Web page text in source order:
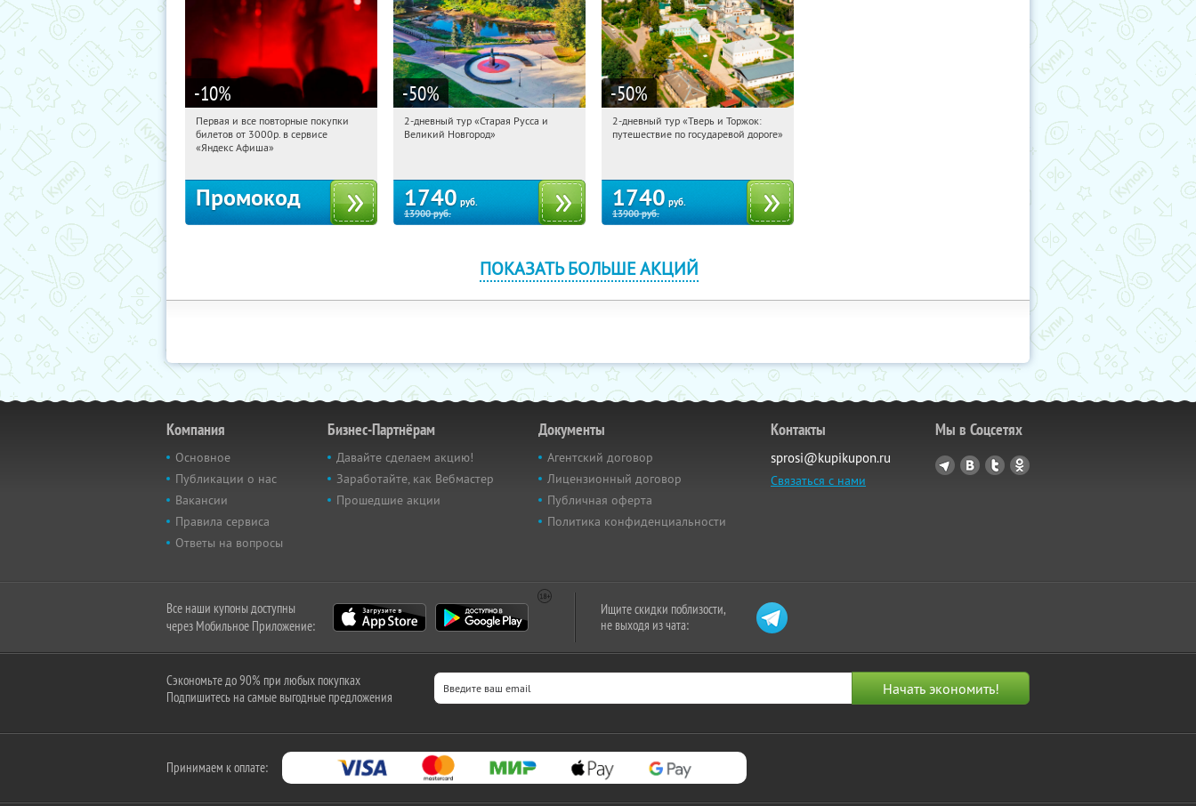
-10%
05:54:34 Получили:
Россия
Первая и все повторные покупки
билетов от 3000р. в сервисе
«Яндекс Афиша»
Промокод
-50%
05:54:34 Купили:
2-дневный тур «Старая Русса и
Великий Новгород»
1740 руб.
13900руб.
-50%
05:54:34 Купили:
2-дневный тур «Тверь и Торжок:
путешествие по государевой дороге»
1740 руб.
13900руб.
ПОКАЗАТЬ БОЛЬШЕ АКЦИЙ
Компания
Основное
Публикации о нас
Вакансии
Правила сервиса
Ответы на вопросы
Бизнес-Партнёрам
Давайте сделаем акцию!
Заработайте, как Вебмастер
Прошедшие акции
Документы
Агентский договор
Лицензионный договор
Публичная оферта
Политика конфиденциальности
Контакты
sprosi@kupikupon.ru
Связаться с нами
Мы в Соцсетях
Все наши купоны доступны
через Мобильное Приложение:
Ищите скидки поблизости,
не выходя из чата:
Сэкономьте до 90% при любых покупках
Подпишитесь на самые выгодные предложения
Принимаем к оплате: